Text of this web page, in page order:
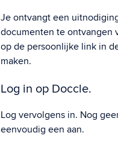
Je ontvangt een
documenten te ontvangen
op de persoonlijke link in
maken.
Log in op Doccle.
Log vervolgens in. Nog
eenvoudig een aan.